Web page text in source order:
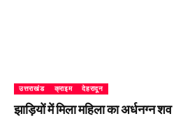
उत्तराखंड क्राइम देहरादून
झाड़ियों में मिला महिला का अर्धनग्न शव